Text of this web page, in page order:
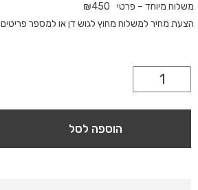
משלוח מיוחד – פרטי
₪450
הצעת מחיר למשלוח מחוץ לגוש דן או למספר פריטים
הוספה לסל